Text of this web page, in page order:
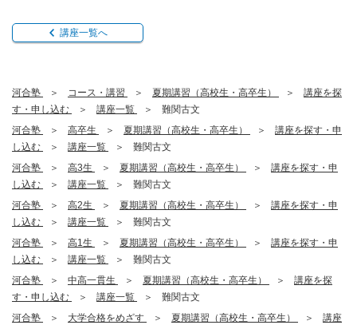
講座一覧へ
河合塾 コース・講習 夏期講習（高校生・高卒生）
講座を探
す・申し込む
講座一覧
難関古文
河合塾
高卒生 夏期講習（高校生・高卒生）
講座を探す・申
し込む
講座一覧
難関古文
河合塾
高3生 夏期講習（高校生・高卒生）
講座を探す・申
し込む
講座一覧
難関古文
河合塾
高2生 夏期講習（高校生・高卒生）
講座を探す・申
し込む
講座一覧
難関古文
河合塾
高1生 夏期講習（高校生・高卒生）
講座を探す・申
し込む
講座一覧
難関古文
河合塾
中高一貫生 夏期講習（高校生・高卒生）
講座を探
す・申し込む
講座一覧
難関古文
河合塾
大学合格をめざす 夏期講習（高校生・高卒生）
講座